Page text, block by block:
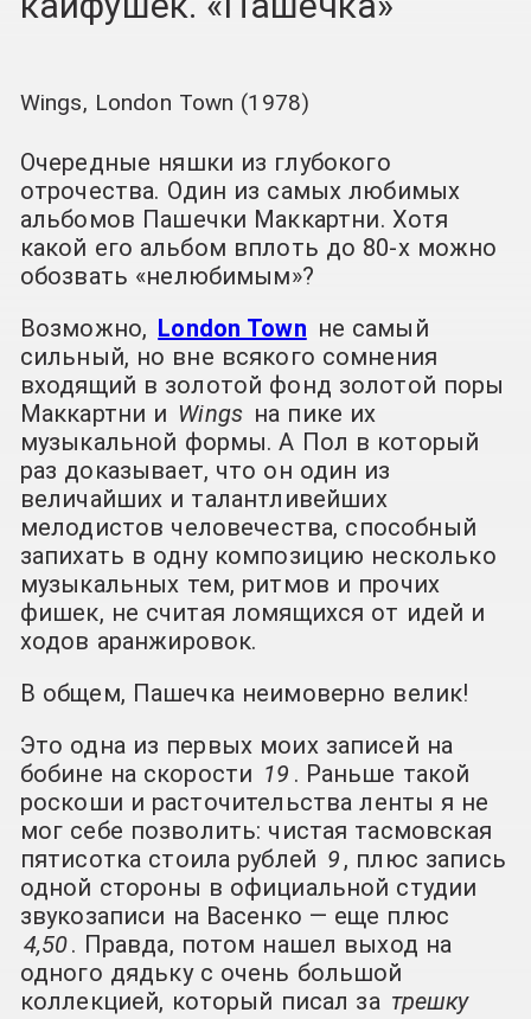
Wings, London Town (1978)
Очередные няшки из глубокого
отрочества. Один из самых любимых
альбомов Пашечки Маккартни. Хотя
какой его альбом вплоть до 80-х можно
обозвать «нелюбимым»?
Возможно, London Town не самый
сильный, но вне всякого сомнения
входящий в золотой фонд золотой поры
Маккартни и Wings на пике их
музыкальной формы. А Пол в который
раз доказывает, что он один из
величайших и талантливейших
мелодистов человечества, способный
запихать в одну композицию несколько
музыкальных тем, ритмов и прочих
фишек, не считая ломящихся от идей и
ходов аранжировок.
В общем, Пашечка неимоверно велик!
Это одна из первых моих записей на
бобине на скорости 19 . Раньше такой
роскоши и расточительства ленты я не
мог себе позволить: чистая тасмовская
пятисотка стоила рублей 9 , плюс запись
одной стороны в официальной студии
звукозаписи на Васенко — еще плюс
4,50. Правда, потом нашел выход на
одного дядьку с очень большой
коллекцией, который писал за трешку